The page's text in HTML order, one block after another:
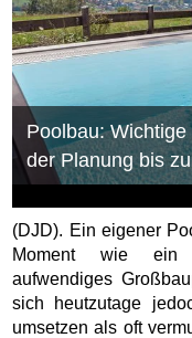
Poolbau:
der Planung bis
(DJD). Ein eigener
Moment wie ein
aufwendiges
sich heutzutage
umsetzen als oft